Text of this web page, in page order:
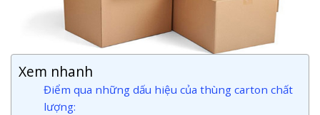
Xem nhanh
Điểm qua những dấu hiệu của thùng carton chất
lượng: